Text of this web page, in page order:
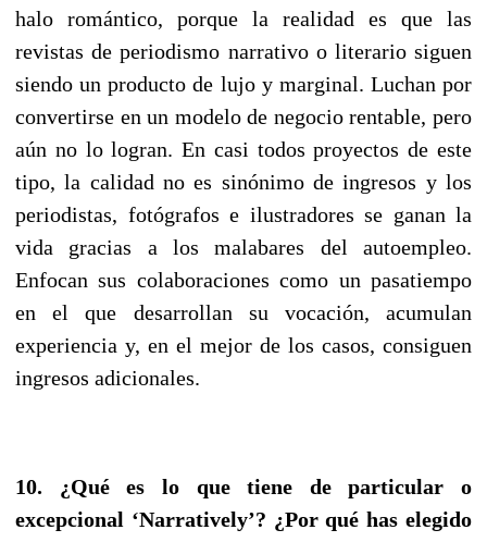
halo romántico, porque la realidad es que las
revistas de periodismo narrativo o literario siguen
siendo un producto de lujo y marginal. Luchan por
convertirse en un modelo de negocio rentable, pero
aún no lo logran. En casi todos proyectos de este
tipo, la calidad no es sinónimo de ingresos y los
periodistas, fotógrafos e ilustradores se ganan la
vida gracias a los malabares del autoempleo.
Enfocan sus colaboraciones como un pasatiempo
en el que desarrollan su vocación, acumulan
experiencia y, en el mejor de los casos, consiguen
ingresos adicionales.
10. ¿Qué es lo que tiene de particular o
excepcional ‘Narratively’? ¿Por qué has elegido